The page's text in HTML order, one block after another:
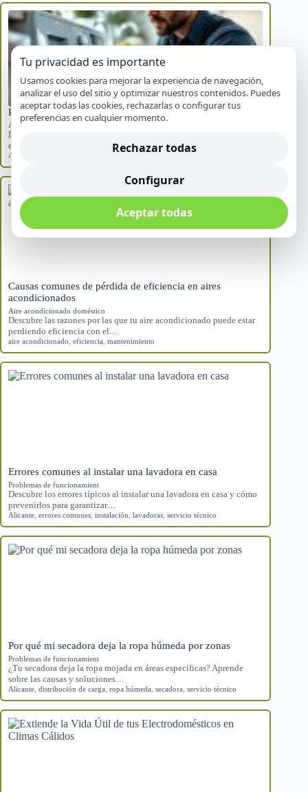
Pasos seguros cuando tu electrodoméstico falla en Alicante
Averías frecuentes
Descubre cómo actuar de manera segura cuando un
electrodoméstico falla en tu hogar. Sigue estos…
Alicante
Causas comunes de pérdida de eficiencia en aires
acondicionados
Aire acondicionado doméstico
Descubre las razones por las que tu aire acondicionado puede estar
perdiendo eficiencia con el…
aire acondicionado eficiencia mantenimiento
Errores comunes al instalar una lavadora en casa
Problemas de funcionamient
Descubre los errores típicos al instalar una lavadora en casa y cómo
prevenirlos para garantizar…
Alicante errores comunes instalación lavadoras servicio técnico
Por qué mi secadora deja la ropa húmeda por zonas
Problemas de funcionamient
¿Tu secadora deja la ropa mojada en áreas específicas? Aprende
sobre las causas y soluciones…
Alicante distribución de carga ropa húmeda secadora servicio técnico
Tu privacidad es importante
Usamos cookies para mejorar la experiencia de navegación,
analizar el uso del sitio y optimizar nuestros contenidos. Puedes
aceptar todas las cookies, rechazarlas o configurar tus
preferencias en cualquier momento.
Rechazar todas
Configurar
Aceptar todas